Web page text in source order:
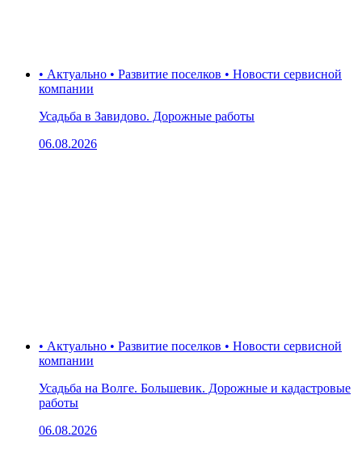
• Актуально • Развитие поселков • Новости сервисной
компании
Усадьба в Завидово. Дорожные работы
06.08.2026
• Актуально • Развитие поселков • Новости сервисной
компании
Усадьба на Волге. Большевик. Дорожные и кадастровые
работы
06.08.2026